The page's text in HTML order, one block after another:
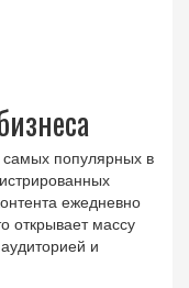
самых популярных в
ежедневно
открывает массу
и